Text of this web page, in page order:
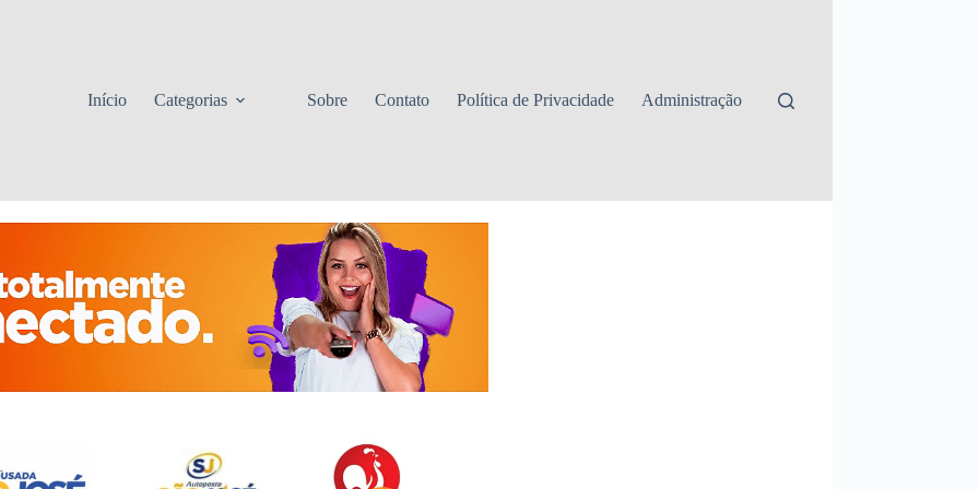
Início
Categorias Sobre Contato Política de Privacidade Administração